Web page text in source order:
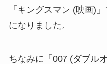
「キングスマン (映画)
になりました。
ちなみに「007 (ダブル